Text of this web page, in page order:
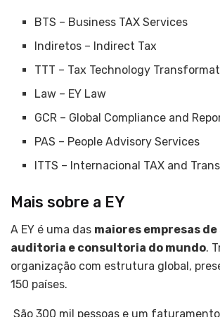
BTS – Business TAX Services
Indiretos – Indirect Tax
TTT – Tax Technology
Law – EY Law
GCR – Global Compliance and
PAS – People Advisory Services
ITTS – Internacional TAX and
Mais sobre a EY
A EY é uma das maiores empresas
auditoria e consultoria do mundo.
organização com estrutura global,
150 países.
São 300 mil pessoas e um